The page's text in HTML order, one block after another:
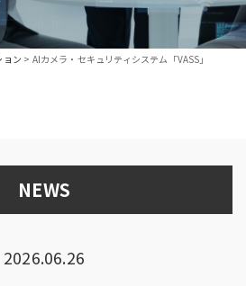
ョン > AIカメラ・セキュリティシステム「VASS」
NEWS
2026.06.26